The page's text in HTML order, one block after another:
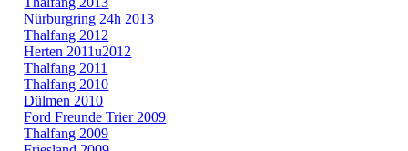
Nürburgring 24h 2013
Thalfang 2012
Herten 2011u2012
Thalfang 2011
Thalfang 2010
Dülmen 2010
Ford Freunde Trier 2009
Thalfang 2009